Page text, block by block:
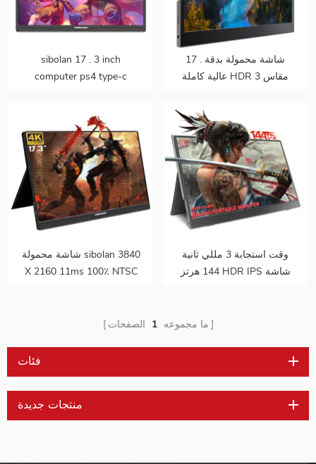
sibolan 17 . 3 inch
computer ps4 type-c
17 . شاشة محمولة بدقة
عالية كاملة HDR مقاس 3
شاشة محمولة sibolan 3840
X 2160 11ms 100٪ NTSC
وقت استجابة 3 مللي ثانية
144 هرتز HDR IPS شاشة
ما مجموعه 1 الصفحات
فئات
منتجات جديدة